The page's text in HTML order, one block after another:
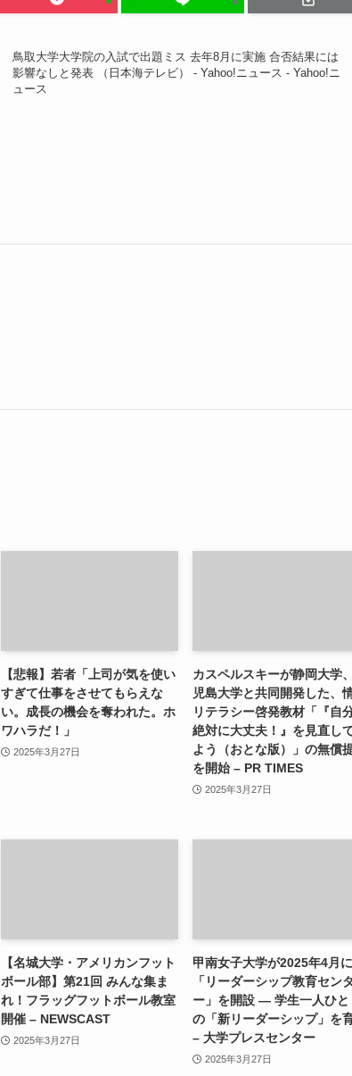
鳥取大学大学院の入試で出題ミス 去年8月に実施 合否結果には
影響なしと発表 （日本海テレビ） - Yahoo!ニュース - Yahoo!ニ
ュース
【悲報】若者「上司が気を使い
すぎて仕事をさせてもらえな
い。成長の機会を奪われた。ホ
ワハラだ！」
2025年3月27日
カスペルスキーが静岡大学
児島大学と共同開発した、
リテラシー啓発教材「『自
絶対に大丈夫！』を見直し
よう（おとな版）」の無償
を開始 – PR TIMES
2025年3月27日
【名城大学・アメリカンフット
ボール部】第21回 みんな集ま
れ！フラッグフットボール教室
開催 – NEWSCAST
2025年3月27日
甲南女子大学が2025年4月に
「リーダーシップ教育セン
ー」を開設 ― 学生一人ひと
の「新リーダーシップ」を
– 大学プレスセンター
2025年3月27日